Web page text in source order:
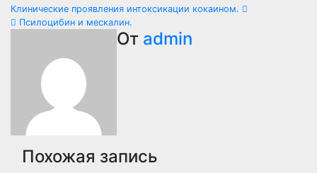
Навигация
записям
Клинические проявления интоксикации кокаином.
Псилоцибин и мескалин.
От admin
Похожая запись